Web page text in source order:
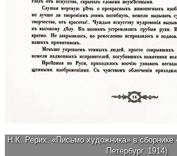
Н.К. Рерих. «Письмо художника» в сборнике
Петербург, 1914)